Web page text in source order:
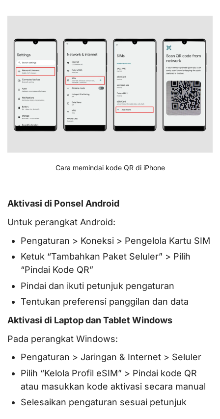
Cara memindai kode QR di iPhone
Aktivasi di Ponsel Android
Untuk perangkat Android:
Pengaturan > Koneksi > Pengelola Kartu SIM
Ketuk “Tambahkan Paket Seluler” > Pilih
“Pindai Kode QR”
Pindai dan ikuti petunjuk pengaturan
Tentukan preferensi panggilan dan data
Aktivasi di Laptop dan Tablet Windows
Pada perangkat Windows:
Pengaturan > Jaringan & Internet > Seluler
Pilih “Kelola Profil eSIM” > Pindai kode QR
atau masukkan kode aktivasi secara manual
Selesaikan pengaturan sesuai petunjuk